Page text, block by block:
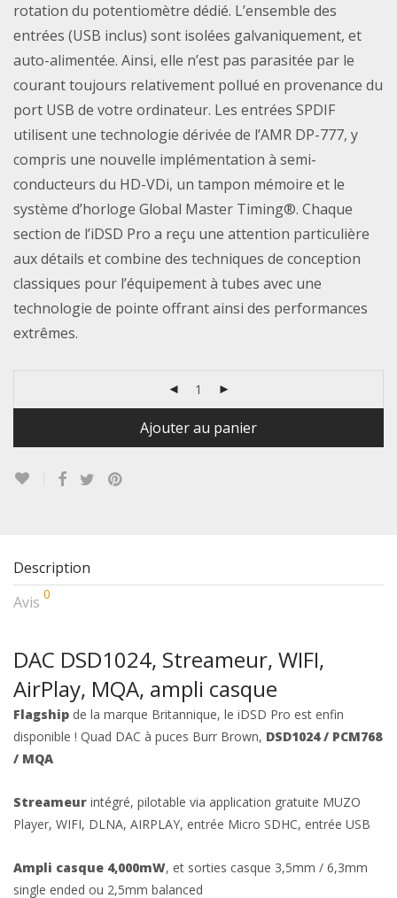
rotation du potentiomètre dédié. L’ensemble des
entrées (USB inclus) sont isolées galvaniquement, et
auto-alimentée. Ainsi, elle n’est pas parasitée par le
courant toujours relativement pollué en provenance du
port USB de votre ordinateur. Les entrées SPDIF
utilisent une technologie dérivée de l’AMR DP-777, y
compris une nouvelle implémentation à semi-
conducteurs du HD-VDi, un tampon mémoire et le
système d’horloge Global Master Timing®. Chaque
section de l’iDSD Pro a reçu une attention particulière
aux détails et combine des techniques de conception
classiques pour l’équipement à tubes avec une
technologie de pointe offrant ainsi des performances
extrêmes.
Ajouter au panier
Description
Avis 0
DAC DSD1024, Streameur, WIFI,
AirPlay, MQA, ampli casque
Flagship de la marque Britannique, le iDSD Pro est enfin
disponible ! Quad DAC à puces Burr Brown, DSD1024 / PCM768
/ MQA
Streameur intégré, pilotable via application gratuite MUZO
Player, WIFI, DLNA, AIRPLAY, entrée Micro SDHC, entrée USB
Ampli casque 4,000mW, et sorties casque 3,5mm / 6,3mm
single ended ou 2,5mm balanced